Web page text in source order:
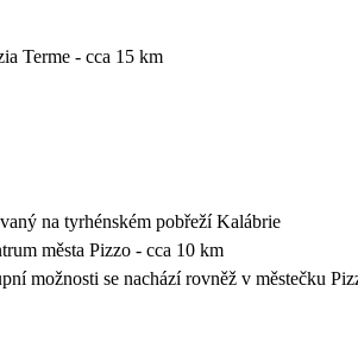
Terme - cca 15 km
na tyrhénském pobřeží Kalábrie
města Pizzo - cca 10 km
možnosti se nachází rovněž v městečku